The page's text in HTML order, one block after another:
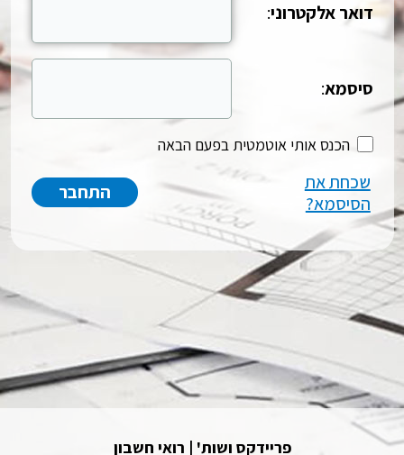
דואר אלקטרוני:
סיסמא:
הכנס אותי אוטמטית בפעם הבאה
שכחת את
הסיסמא?
פריידקס ושות' | רואי חשבון